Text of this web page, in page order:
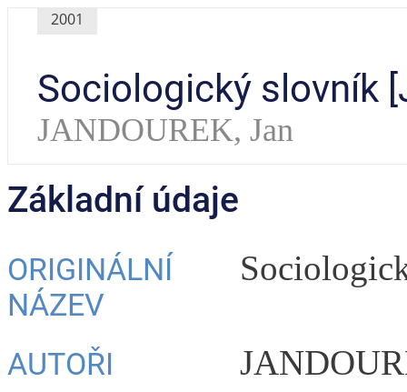
2001
Sociologický slovník
JANDOUREK, Jan
Základní údaje
ORIGINÁLNÍ
NÁZEV
AUTOŘI